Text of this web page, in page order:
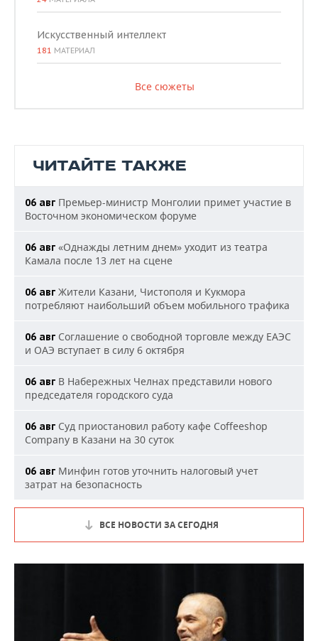
Искусственный интеллект
181 МАТЕРИАЛ
Все сюжеты
ЧИТАЙТЕ ТАКЖЕ
06 авг Премьер-министр Монголии примет участие в
Восточном экономическом форуме
06 авг «Однажды летним днем» уходит из театра
Камала после 13 лет на сцене
06 авг Жители Казани, Чистополя и Кукмора
потребляют наибольший объем мобильного трафика
06 авг Соглашение о свободной торговле между ЕАЭС
и ОАЭ вступает в силу 6 октября
06 авг В Набережных Челнах представили нового
председателя городского суда
06 авг Суд приостановил работу кафе Coffeeshop
Company в Казани на 30 суток
06 авг Минфин готов уточнить налоговый учет
затрат на безопасность
ВСЕ НОВОСТИ ЗА СЕГОДНЯ